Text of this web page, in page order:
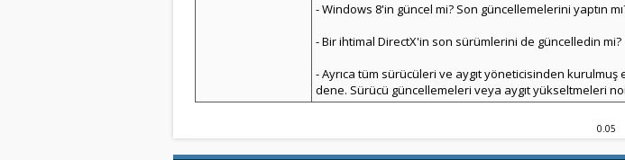
- Windows 8'in güncel mi? Son güncellemelerini yaptın
- Bir ihtimal DirectX'in son sürümlerini de güncelledin mi?
- Ayrıca tüm sürücüleri ve aygıt yöneticisinden kurulmuş
dene. Sürücü güncellemeleri veya aygıt yükseltmeleri
0.05